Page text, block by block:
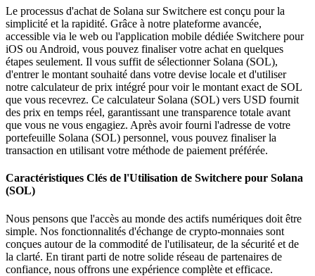
Le processus d'achat de Solana sur Switchere est conçu pour la
simplicité et la rapidité. Grâce à notre plateforme avancée,
accessible via le web ou l'application mobile dédiée Switchere pour
iOS ou Android, vous pouvez finaliser votre achat en quelques
étapes seulement. Il vous suffit de sélectionner Solana (SOL),
d'entrer le montant souhaité dans votre devise locale et d'utiliser
notre calculateur de prix intégré pour voir le montant exact de SOL
que vous recevrez. Ce calculateur Solana (SOL) vers USD fournit
des prix en temps réel, garantissant une transparence totale avant
que vous ne vous engagiez. Après avoir fourni l'adresse de votre
portefeuille Solana (SOL) personnel, vous pouvez finaliser la
transaction en utilisant votre méthode de paiement préférée.
Caractéristiques Clés de l'Utilisation de Switchere pour Solana
(SOL)
Nous pensons que l'accès au monde des actifs numériques doit être
simple. Nos fonctionnalités d'échange de crypto-monnaies sont
conçues autour de la commodité de l'utilisateur, de la sécurité et de
la clarté. En tirant parti de notre solide réseau de partenaires de
confiance, nous offrons une expérience complète et efficace.